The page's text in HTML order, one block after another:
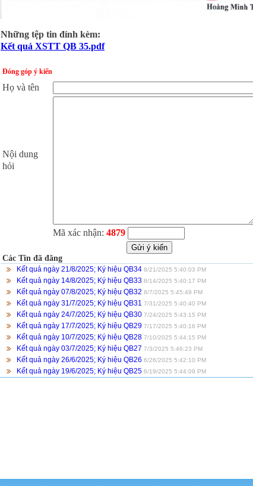
Những tệp tin đính kèm:
Kết quả XSTT QB 35.pdf
Đóng góp ý kiến
Họ và tên
Nội dung
hỏi
Mã xác nhận: 4879
Các Tin đã đăng
Kết quả ngày 21/8/2025; Ký hiệu QB34 8/21/2025 5:40:03 PM
Kết quả ngày 14/8/2025; Ký hiệu QB33 8/14/2025 5:40:17 PM
Kết quả ngày 07/8/2025; Ký hiệu QB32 8/7/2025 5:45:49 PM
Kết quả ngày 31/7/2025; Ký hiệu QB31 7/31/2025 5:40:40 PM
Kết quả ngày 24/7/2025; Ký hiệu QB30 7/24/2025 5:43:15 PM
Kết quả ngày 17/7/2025; Ký hiệu QB29 7/17/2025 5:40:16 PM
Kết quả ngày 10/7/2025; Ký hiệu QB28 7/10/2025 5:44:15 PM
Kết quả ngày 03/7/2025; Ký hiệu QB27 7/3/2025 5:46:23 PM
Kết quả ngày 26/6/2025; Ký hiệu QB26 6/26/2025 5:42:10 PM
Kết quả ngày 19/6/2025; Ký hiệu QB25 6/19/2025 5:44:09 PM